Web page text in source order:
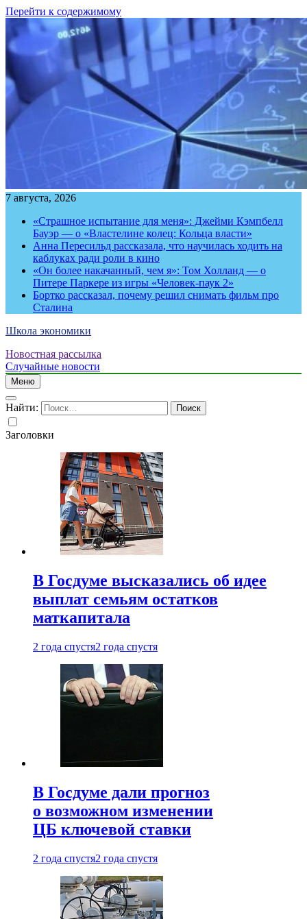
Перейти к содержимому
7 августа, 2026
«Страшное испытание для меня»: Джейми Кэмпбелл
Бауэр — о «Властелине колец: Кольца власти»
Анна Пересильд рассказала, что научилась ходить на
каблуках ради роли в кино
«Он более накачанный, чем я»: Том Холланд — о
Питере Паркере из игры «Человек-паук 2»
Бортко рассказал, почему решил снимать фильм про
Сталина
Школа экономики
Новостная рассылка
Случайные новости
Меню
Найти:
Заголовки
В Госдуме высказались об идее
выплат семьям остатков
маткапитала
2 года спустя2 года спустя
В Госдуме дали прогноз
о возможном изменении
ЦБ ключевой ставки
2 года спустя2 года спустя